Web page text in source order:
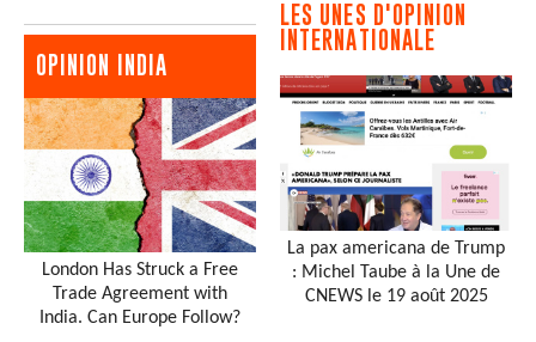
OPINION INDIA
London Has Struck a Free
Trade Agreement with
India. Can Europe Follow?
LES UNES D'OPINION
INTERNATIONALE
La pax americana de Trump
: Michel Taube à la Une de
CNEWS le 19 août 2025